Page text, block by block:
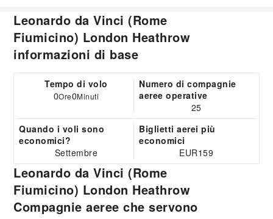
Leonardo da Vinci (Rome
Fiumicino) London Heathrow
informazioni di base
Tempo di volo
0Ore0Minuti
Numero di compagnie
aeree operative
25
Quando i voli sono
economici?
Settembre
Biglietti aerei più
economici
EUR159
Leonardo da Vinci (Rome
Fiumicino) London Heathrow
Compagnie aeree che servono